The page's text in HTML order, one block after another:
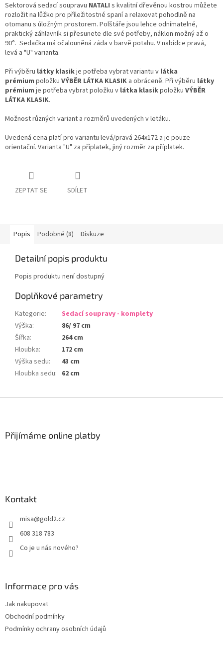
Sektorová sedací soupravu NATALI s kvalitní dřevěnou kostrou můžete
rozložit na lůžko pro příležitostné spaní a relaxovat pohodlně na
otomanu s úložným prostorem. Polštáře jsou lehce odnímatelné,
praktický záhlavník si přesunete dle své potřeby, náklon možný až o
90°. Sedačka má očalouněná záda v barvě potahu. V nabídce pravá,
levá a "U" varianta.
Při výběru látky klasikje potřeba vybrat variantu v látka
prémium položku VÝBĚR LÁTKA KLASIK a obráceně. Při výběru látky
prémium je potřeba vybrat položku v látka klasikpoložku VÝBĚR
LÁTKA KLASIK.
Možnost různých variant a rozměrů uvedených v letáku.
Uvedená cena platí pro variantu levá/pravá 264x172 a je pouze
orientační. Varianta "U" za příplatek, jiný rozměr za příplatek.
ZEPTAT SE SDÍLET
Popis Podobné (8) Diskuze
Detailní popis produktu
Popis produktu není dostupný
Doplňkové parametry
Kategorie:
Sedací soupravy - komplety
Výška:
86/ 97 cm
Šířka:
264 cm
Hloubka:
172 cm
Výška sedu:
43 cm
Hloubka sedu: 62 cm
Přijímáme online platby
Kontakt
misa@gold2.cz
608 318 783
Co je u nás nového?
Informace pro vás
Jak nakupovat
Obchodní podmínky
Podmínky ochrany osobních údajů